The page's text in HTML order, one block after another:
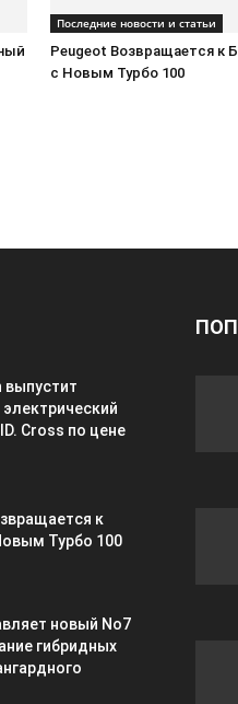
Последние новости и статьи
Peugeot Возвращается к
с Новым Турбо 100
выпустит
Cross по цене
к
Турбо 100
новый No7
гибридных